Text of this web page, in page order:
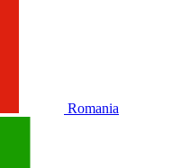
Romania